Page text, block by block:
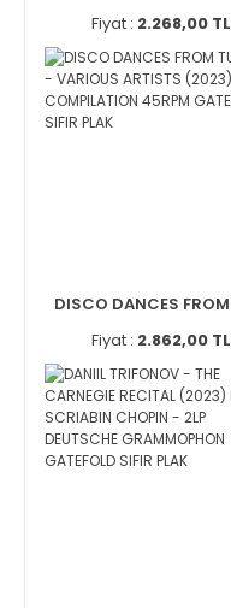
Fiyat : 2.268,00 TL
DISCO DANCES FROM
Fiyat : 2.862,00 TL